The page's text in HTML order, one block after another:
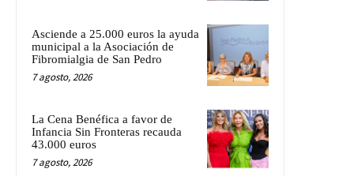
Asciende a 25.000 euros la ayuda
municipal a la Asociación de
Fibromialgia de San Pedro
7 agosto, 2026
La Cena Benéfica a favor de
Infancia Sin Fronteras recauda
43.000 euros
7 agosto, 2026